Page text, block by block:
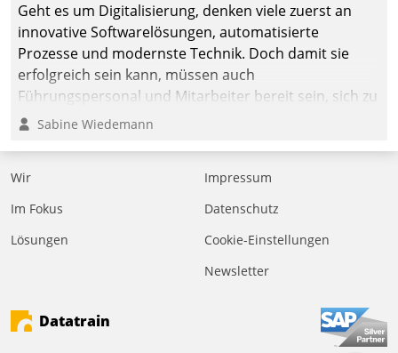
Geht es um Digitalisierung, denken viele zuerst an
innovative Softwarelösungen, automatisierte
Prozesse und modernste Technik. Doch damit sie
erfolgreich sein kann, müssen auch
Führungspersonal und Mitarbeiter bereit sein, sich zu
verändern und anzupassen, sonst werden sie an ihr
Sabine Wiedemann
Wir
Im Fokus
Lösungen
Impressum
Datenschutz
Cookie-Einstellungen
Newsletter
Datatrain